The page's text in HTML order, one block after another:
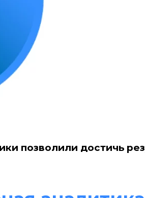
позволили достичь